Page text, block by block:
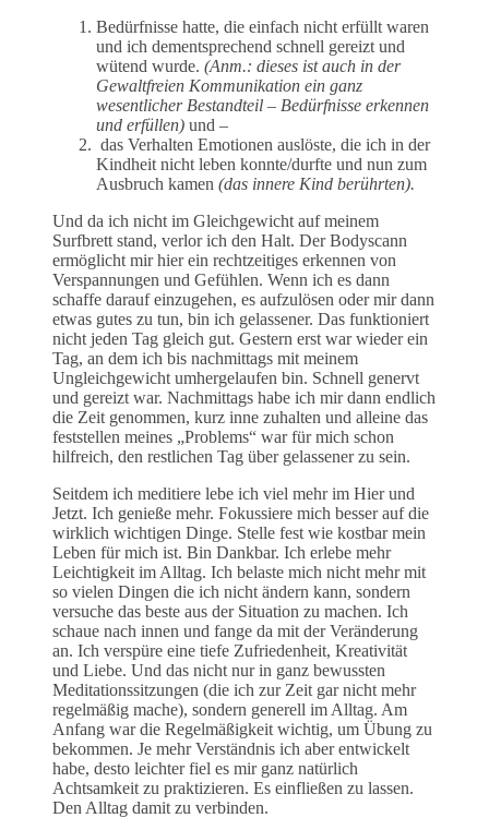
Bedürfnisse hatte, die einfach nicht erfüllt waren
und ich dementsprechend schnell gereizt und
wütend wurde. (Anm.: dieses ist auch in der
Gewaltfreien Kommunikation ein ganz
wesentlicher Bestandteil – Bedürfnisse erkennen
und erfüllen) und –
das Verhalten Emotionen auslöste, die ich in der
Kindheit nicht leben konnte/durfte und nun zum
Ausbruch kamen (das innere Kind berührten).
Und da ich nicht im Gleichgewicht auf meinem
Surfbrett stand, verlor ich den Halt. Der Bodyscann
ermöglicht mir hier ein rechtzeitiges erkennen von
Verspannungen und Gefühlen. Wenn ich es dann
schaffe darauf einzugehen, es aufzulösen oder mir dann
etwas gutes zu tun, bin ich gelassener. Das funktioniert
nicht jeden Tag gleich gut. Gestern erst war wieder ein
Tag, an dem ich bis nachmittags mit meinem
Ungleichgewicht umhergelaufen bin. Schnell genervt
und gereizt war. Nachmittags habe ich mir dann endlich
die Zeit genommen, kurz inne zuhalten und alleine das
feststellen meines „Problems“ war für mich schon
hilfreich, den restlichen Tag über gelassener zu sein.
Seitdem ich meditiere lebe ich viel mehr im Hier und
Jetzt. Ich genieße mehr. Fokussiere mich besser auf die
wirklich wichtigen Dinge. Stelle fest wie kostbar mein
Leben für mich ist. Bin Dankbar. Ich erlebe mehr
Leichtigkeit im Alltag. Ich belaste mich nicht mehr mit
so vielen Dingen die ich nicht ändern kann, sondern
versuche das beste aus der Situation zu machen. Ich
schaue nach innen und fange da mit der Veränderung
an. Ich verspüre eine tiefe Zufriedenheit, Kreativität
und Liebe. Und das nicht nur in ganz bewussten
Meditationssitzungen (die ich zur Zeit gar nicht mehr
regelmäßig mache), sondern generell im Alltag. Am
Anfang war die Regelmäßigkeit wichtig, um Übung zu
bekommen. Je mehr Verständnis ich aber entwickelt
habe, desto leichter fiel es mir ganz natürlich
Achtsamkeit zu praktizieren. Es einfließen zu lassen.
Den Alltag damit zu verbinden.